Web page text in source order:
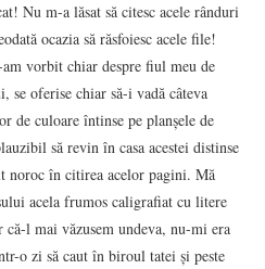
Nu m-a lăsat să citesc acele rânduri
ocazia să răsfoiesc acele file!
vorbit chiar despre fiul meu de
se oferise chiar să-i vadă câteva
de culoare întinse pe planşele de
să revin în casa acestei distinse
noroc în citirea acelor pagini. Mă
acela frumos caligrafiat cu litere
că-l mai văzusem undeva, nu-mi era
o zi să caut în biroul tatei şi peste